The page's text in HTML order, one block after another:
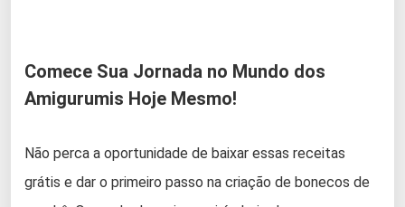
Comece Sua Jornada no Mundo dos
Amigurumis Hoje Mesmo!
Não perca a oportunidade de baixar essas receitas
grátis e dar o primeiro passo na criação de bonecos de